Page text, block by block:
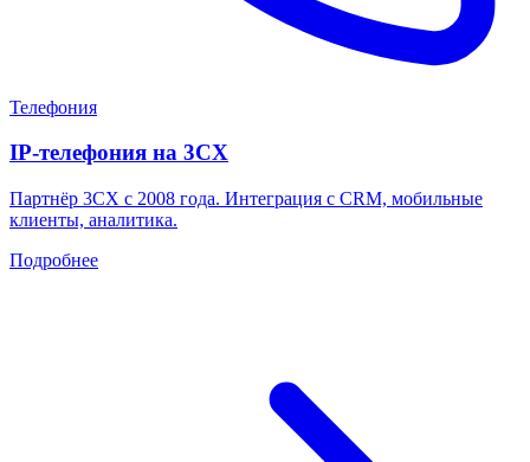
Телефония
IP-телефония на 3CX
Партнёр 3CX с 2008 года. Интеграция с CRM, мобильные
клиенты, аналитика.
Подробнее